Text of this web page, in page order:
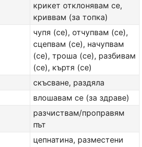
крикет отклонявам се,
криввам (за топка)
чупя (се), отчупвам (се),
сцепвам (се), начупвам
(се), троша (се), разбивам
(се), къртя (се)
скъсване, раздяла
влошавам се (за здравe)
разчиствам/проправям
път
цепнатина, разместени